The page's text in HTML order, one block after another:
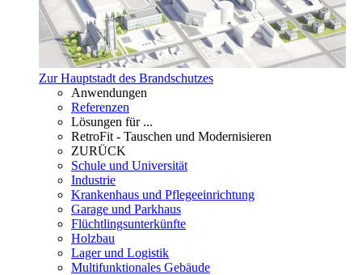
Zur Hauptstadt des Brandschutzes
Anwendungen
Referenzen
Lösungen für ...
RetroFit - Tauschen und Modernisieren
ZURÜCK
Schule und Universität
Industrie
Krankenhaus und Pflegeeinrichtung
Garage und Parkhaus
Flüchtlingsunterkünfte
Holzbau
Lager und Logistik
Multifunktionales Gebäude